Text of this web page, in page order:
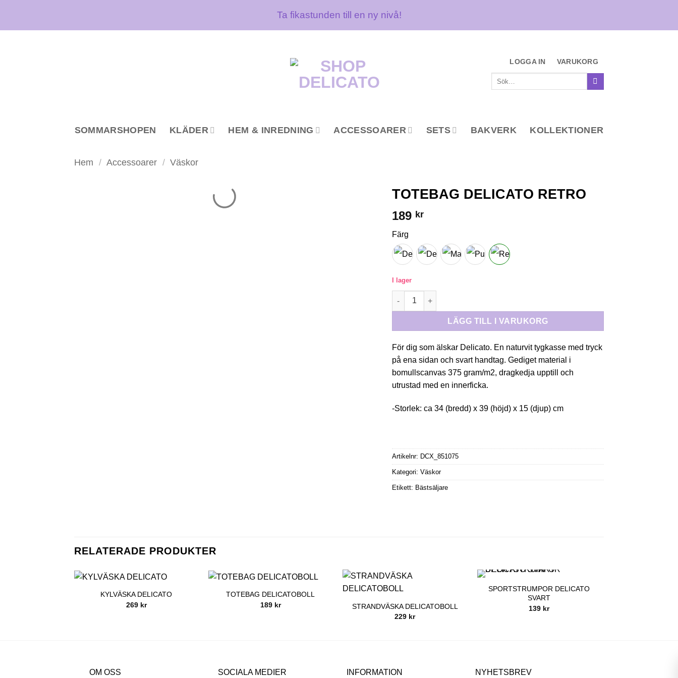
content
Ta fikastunden till en ny nivå!
LOGGA IN VARUKORG
SOMMARSHOPEN KLÄDER HEM & INREDNING ACCESSOARER SETS BAKVERK KOLLEKTIONER
Hem / Accessoarer / Väskor
TOTEBAG DELICATO RETRO
189 kr
Färg
I lager
TOTEBAG DELICATO RETRO mängd
LÄGG TILL I VARUKORG
För dig som älskar Delicato. En naturvit tygkasse med tryck
på ena sidan och svart handtag. Gediget material i
bomullscanvas 375 gram/m2, dragkedja upptill och
utrustad med en innerficka.
-Storlek: ca 34 (bredd) x 39 (höjd) x 15 (djup) cm
Artikelnr: DCX_851075
Kategori: Väskor
Etikett: Bästsäljare
RELATERADE PRODUKTER
KYLVÄSKA DELICATO
269 kr
TOTEBAG DELICATOBOLL
189 kr
STRANDVÄSKA DELICATOBOLL
229 kr
SPORTSTRUMPOR DELICATO
SVART
139 kr
OM OSS SOCIALA MEDIER INFORMATION NYHETSBREV